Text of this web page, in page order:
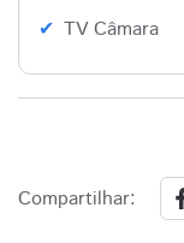
TV Câmara
Compartilhar: